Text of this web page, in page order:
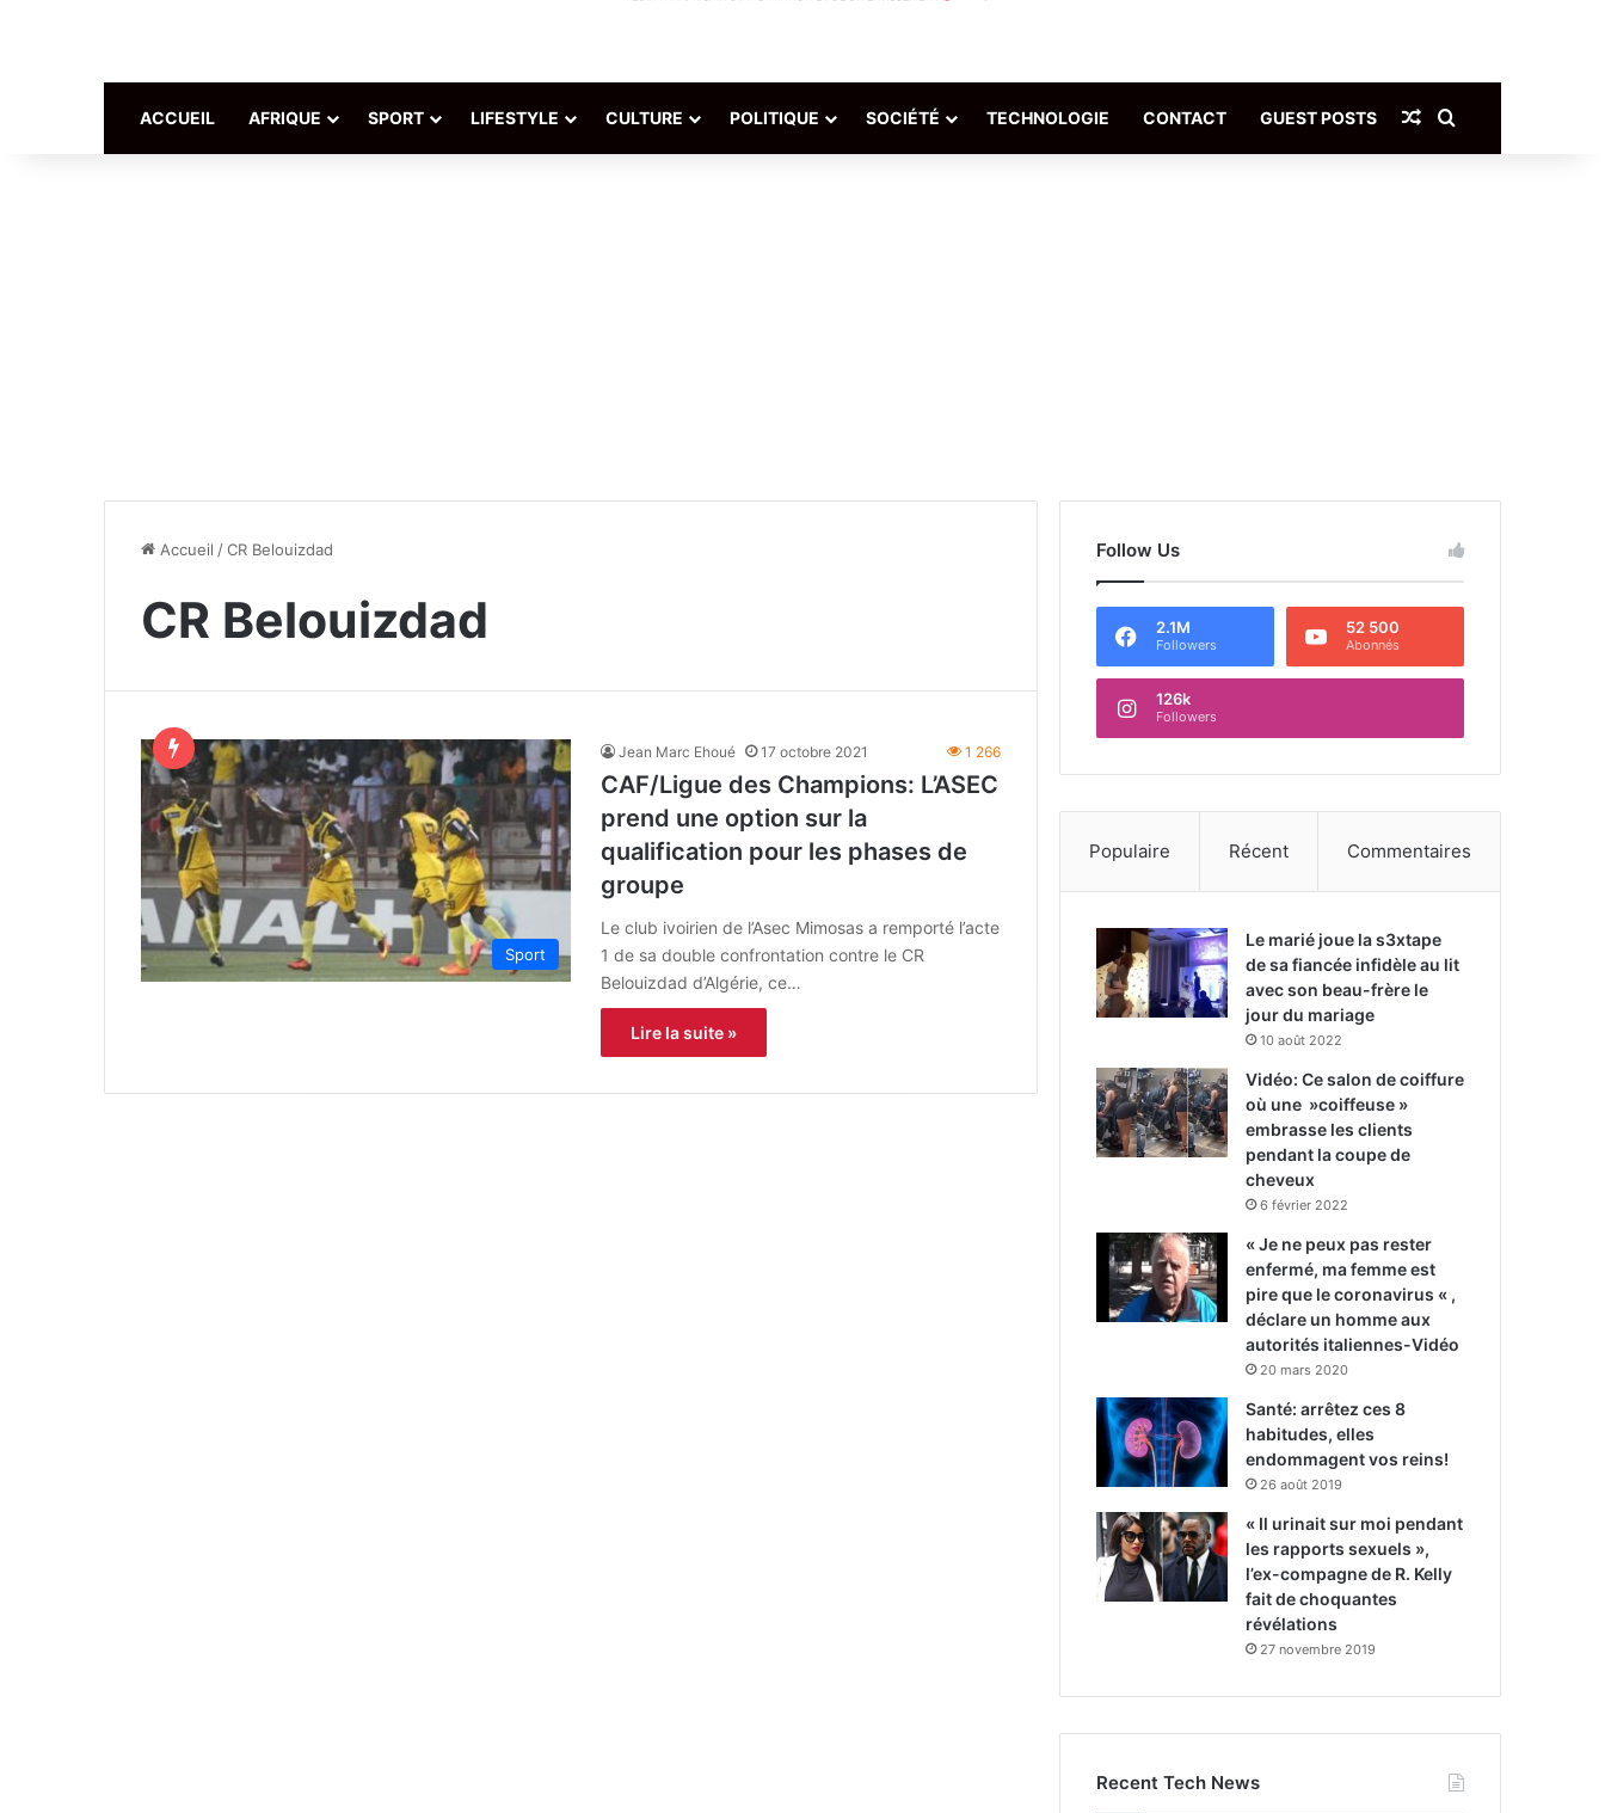
ACCUEIL AFRIQUE SPORT LIFESTYLE CULTURE POLITIQUE SOCIÉTÉ TECHNOLOGIE CONTACT GUEST POSTS Article Aléatoire
Accueil /CR Belouizdad
CR Belouizdad
Sport
Jean Marc Ehoué 17 octobre 2021 1 266
CAF/Ligue des Champions: L’ASEC
prend une option sur la
qualification pour les phases de
groupe
Le club ivoirien de l’Asec Mimosas a remporté l’acte
1 de sa double confrontation contre le CR
Belouizdad d’Algérie, ce…
Lire la suite »
Follow Us
2.1M
Followers
52 500
Abonnés
126k
Followers
Populaire Récent Commentaires
Le marié joue la s3xtape
de sa fiancée infidèle au lit
avec son beau-frère le
jour du mariage
10 août 2022
Vidéo: Ce salon de coiffure
où une »coiffeuse »
embrasse les clients
pendant la coupe de
cheveux
6 février 2022
« Je ne peux pas rester
enfermé, ma femme est
pire que le coronavirus « ,
déclare un homme aux
autorités italiennes-Vidéo
20 mars 2020
Santé: arrêtez ces 8
habitudes, elles
endommagent vos reins!
26 août 2019
« Il urinait sur moi pendant
les rapports sexuels »,
l’ex-compagne de R. Kelly
fait de choquantes
révélations
27 novembre 2019
Recent Tech News